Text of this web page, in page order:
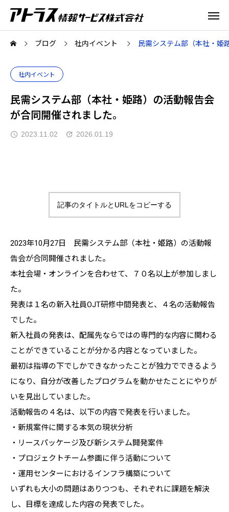
ブログ 社内イベント 民需システム部（本社・姫
社内イベント
民需システム部（本社・姫路）の活動報告会
が合同開催されました。
2023.11.02 2026.01.19
記事のタイトルとURLをコピーする
2023年10月27日 民需システム部（本社・姫路）の活動報
告会が合同開催されました。
本社会場・オンラインを合わせて、７０名以上が参加しまし
た。
発表は１名の新入社員OJT研修中間発表と、４名の活動報告
でした。
新入社員の発表は、配属先ならではの専門的な内容に関わる
ことができていることが分かる内容となっていました。
最初は指導の下でしかできなかったことが独力でできるよう
になり、自分が改善したプログラムを動かせたことにやりが
いを見出していました。
活動報告の４名は、以下の内容で発表を行いました。
・新規案件に関する本気の現状分析
・リースパッケージ及び新システム開発案件
・プロジェクトチーム参画に伴う活動について
・運用センターにおけるインフラ構築について
いずれも大小の問題はありつつも、それぞれに課題を解決
し、目標を達成した内容の発表でした。